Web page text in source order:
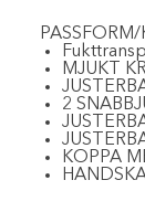
PASSFORM/
MJUKT
2
KOPPA